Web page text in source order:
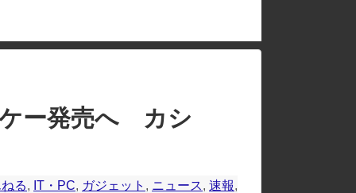
イアウトが崩れたりする場合があります。
ケー発売へ カシ
る, IT・PC, ガジェット , ニュース, 速報,